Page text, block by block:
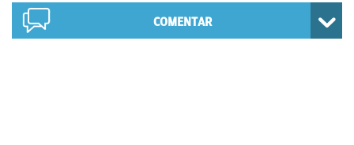
COMENTAR